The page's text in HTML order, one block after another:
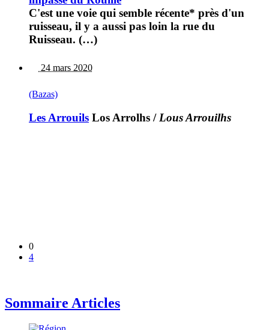
C'est une voie qui semble récente* près d'un
ruisseau, il y a aussi pas loin la rue du
Ruisseau. (…)
24 mars 2020
(Bazas)
Les Arrouils Los Arrolhs / Lous Arrouilhs
0
4
Sommaire Articles